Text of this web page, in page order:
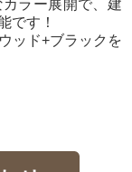
ラー展開で、建
です！
ッド+ブラックを